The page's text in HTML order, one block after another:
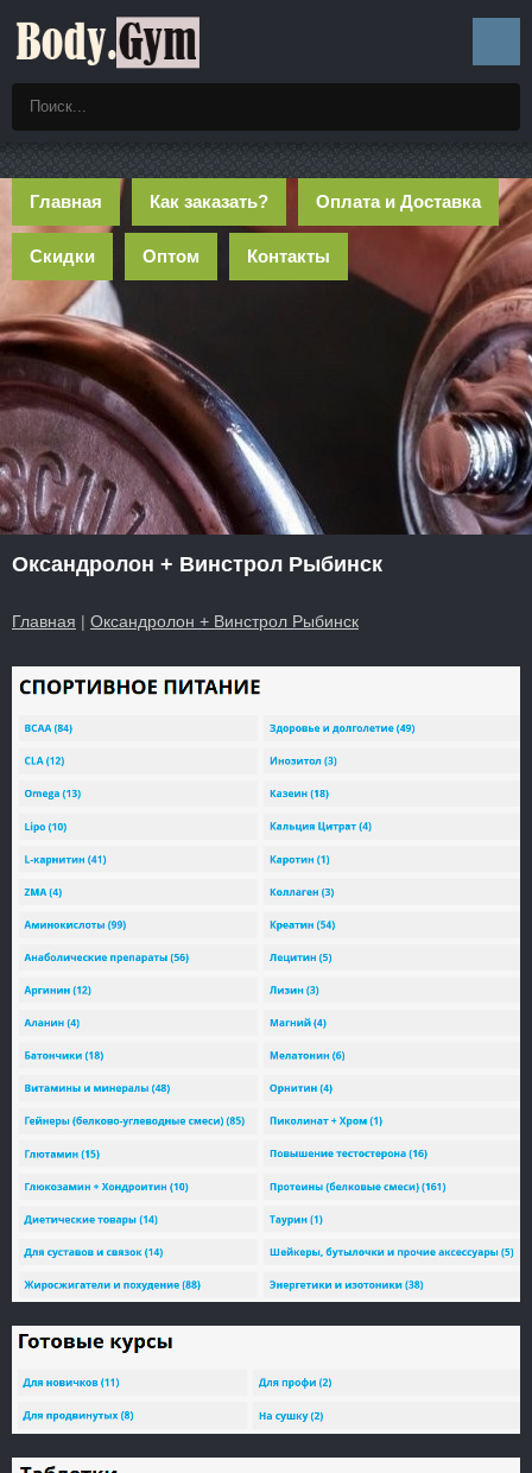
Главная Как заказать? Оплата и Доставка
Скидки Оптом Контакты
Оксандролон + Винстрол Рыбинск
Главная | Оксандролон + Винстрол Рыбинск